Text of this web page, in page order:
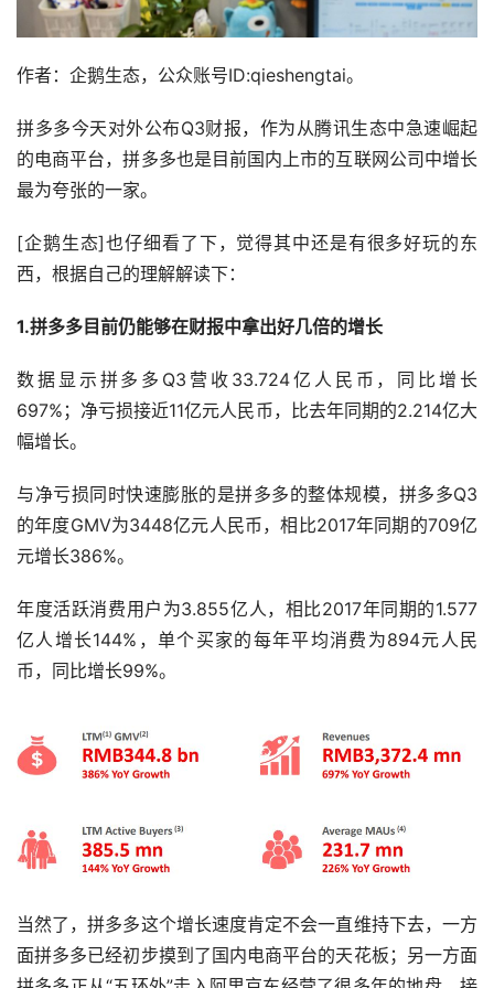
作者：企鹅生态，公众账号ID:qieshengtai。
拼多多今天对外公布Q3财报，作为从腾讯生态中急速崛起
的电商平台，拼多多也是目前国内上市的互联网公司中增长
最为夸张的一家。
[企鹅生态]也仔细看了下，觉得其中还是有很多好玩的东
西，根据自己的理解解读下：
1.拼多多目前仍能够在财报中拿出好几倍的增长
数据显示拼多多Q3营收33.724亿人民币，同比增长
697%；净亏损接近11亿元人民币，比去年同期的2.214亿大
幅增长。
与净亏损同时快速膨胀的是拼多多的整体规模，拼多多Q3
的年度GMV为3448亿元人民币，相比2017年同期的709亿
元增长386%。
年度活跃消费用户为3.855亿人，相比2017年同期的1.577
亿人增长144%，单个买家的每年平均消费为894元人民
币，同比增长99%。
当然了，拼多多这个增长速度肯定不会一直维持下去，一方
面拼多多已经初步摸到了国内电商平台的天花板；另一方面